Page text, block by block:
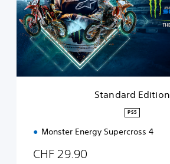
a
r
E
d
t
Standard Edition
PS5
Monster Energy Supercross 4
CHF 29.90